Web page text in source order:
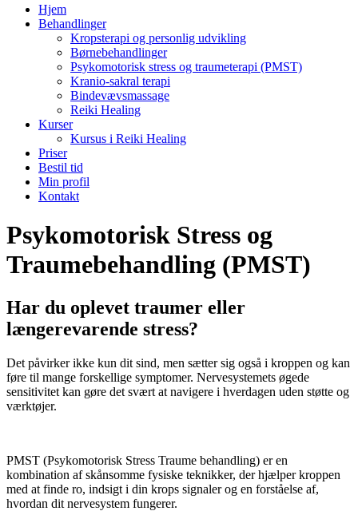
Hjem
Behandlinger
Kropsterapi og personlig udvikling
Børnebehandlinger
Psykomotorisk stress og traumeterapi (PMST)
Kranio-sakral terapi
Bindevævsmassage
Reiki Healing
Kurser
Kursus i Reiki Healing
Priser
Bestil tid
Min profil
Kontakt
Psykomotorisk Stress og
Traumebehandling (PMST)
Har du oplevet traumer eller
længerevarende stress?
Det påvirker ikke kun dit sind, men sætter sig også i kroppen og kan
føre til mange forskellige symptomer. Nervesystemets øgede
sensitivitet kan gøre det svært at navigere i hverdagen uden støtte og
værktøjer.
PMST (Psykomotorisk Stress Traume behandling) er en
kombination af skånsomme fysiske teknikker, der hjælper kroppen
med at finde ro, indsigt i din krops signaler og en forståelse af,
hvordan dit nervesystem fungerer.